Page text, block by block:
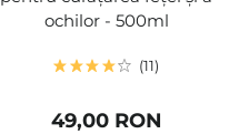
ochilor - 500ml
11
49,00 RON